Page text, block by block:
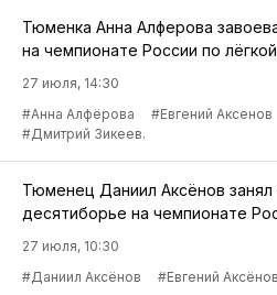
Тюменка Анна Алферова
на чемпионате России по
27 июля, 14:30
#Анна Алфёрова
#Евгений Аксенов
#Дмитрий Зикеев.
Тюменец Даниил Аксёнов
десятиборье на чемпионате
27 июля, 10:30
#Даниил Аксёнов
#Евгений Аксёнов